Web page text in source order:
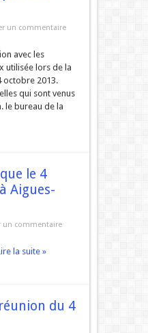
un commentaire
avec les
utilisée lors de la
octobre 2013.
qui sont venus
le bureau de la
le 4
Aigues-
un commentaire
la suite »
du 4